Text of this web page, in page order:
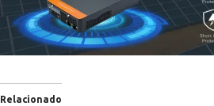
Relacionado